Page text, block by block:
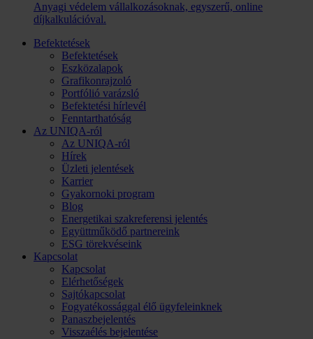
Anyagi védelem vállalkozásoknak, egyszerű, online
díjkalkulációval.
Befektetések
Befektetések
Eszközalapok
Grafikonrajzoló
Portfólió varázsló
Befektetési hírlevél
Fenntarthatóság
Az UNIQA-ról
Az UNIQA-ról
Hírek
Üzleti jelentések
Karrier
Gyakornoki program
Blog
Energetikai szakreferensi jelentés
Együttműködő partnereink
ESG törekvéseink
Kapcsolat
Kapcsolat
Elérhetőségek
Sajtókapcsolat
Fogyatékossággal élő ügyfeleinknek
Panaszbejelentés
Visszaélés bejelentése